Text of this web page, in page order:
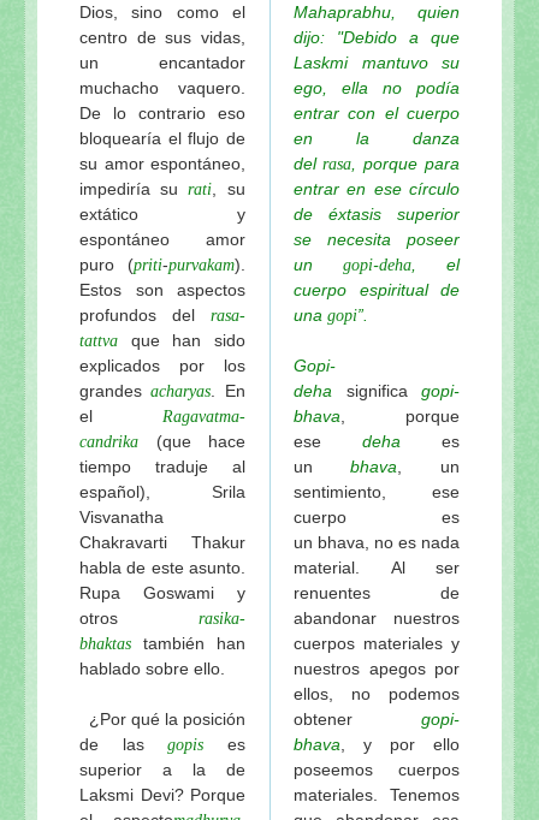
Dios, sino como el
centro de sus vidas,
un encantador
muchacho vaquero.
De lo contrario eso
bloquearía el flujo de
su amor espontáneo,
impediría su rati , su
extático y
espontáneo amor
puro (priti-purvakam).
Estos son aspectos
profundos del rasa-
tattva que han sido
explicados por los
grandes acharyas . En
el Ragavatma-
candrika (que hace
tiempo traduje al
español), Srila
Visvanatha
Chakravarti Thakur
habla de este asunto.
Rupa Goswami y
otros rasika-
bhaktas también han
hablado sobre ello.
¿Por qué la posición
de las gopis es
superior a la de
Laksmi Devi? Porque
Mahaprabhu, quien
dijo: "Debido a que
Laskmi mantuvo su
ego, ella no podía
entrar con el cuerpo
en la danza
del rasa , porque para
entrar en ese círculo
de éxtasis superior
se necesita poseer
un gopi-deha , el
cuerpo espiritual de
una gopi”.
Gopi-
deha significa gopi-
bhava , porque
ese deha es
un bhava , un
sentimiento, ese
cuerpo es
un bhava, no es nada
material. Al ser
renuentes de
abandonar nuestros
cuerpos materiales y
nuestros apegos por
ellos, no podemos
obtener gopi-
bhava , y por ello
poseemos cuerpos
materiales. Tenemos